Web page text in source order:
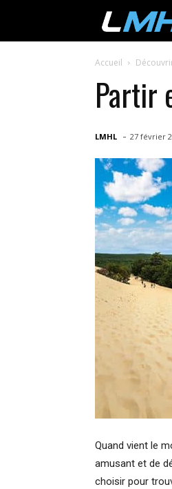
Accueil
Partir
LMHL - 27 février
Quand vient le
amusant et de
choisir pour